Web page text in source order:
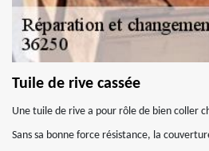
Tuile de rive cassée
Une tuile de rive a pour rôle de bien coller
Sans sa bonne force résistance, la